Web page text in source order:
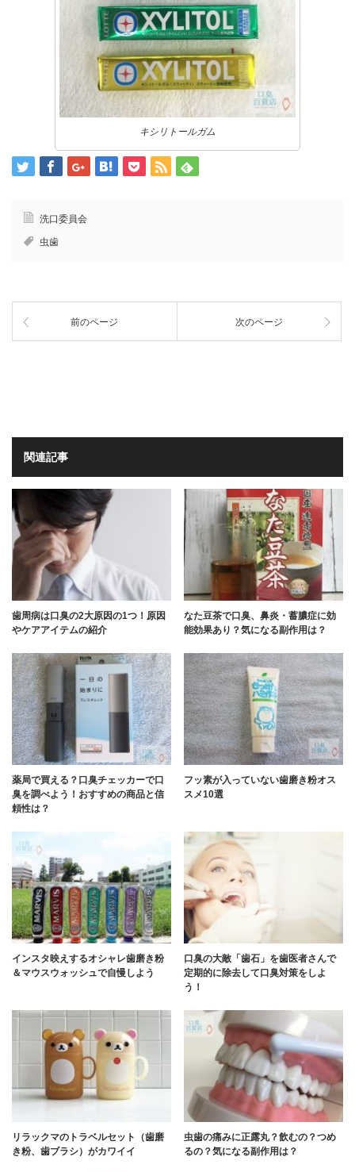
キシリトールガム
洗口委員会
虫歯
前のページ 次のページ
関連記事
歯周病は口臭の2大原因の1つ！原因
やケアアイテムの紹介
なた豆茶で口臭、鼻炎・蓄膿症に効
能効果あり？気になる副作用は？
薬局で買える？口臭チェッカーで口
臭を調べよう！おすすめの商品と信
頼性は？
フッ素が入っていない歯磨き粉オス
スメ10選
インスタ映えするオシャレ歯磨き粉
＆マウスウォッシュで自慢しよう
口臭の大敵「歯石」を歯医者さんで
定期的に除去して口臭対策をしよ
う！
リラックマのトラベルセット（歯磨
き粉、歯ブラシ）がカワイイ
虫歯の痛みに正露丸？飲むの？つめ
るの？気になる副作用は？